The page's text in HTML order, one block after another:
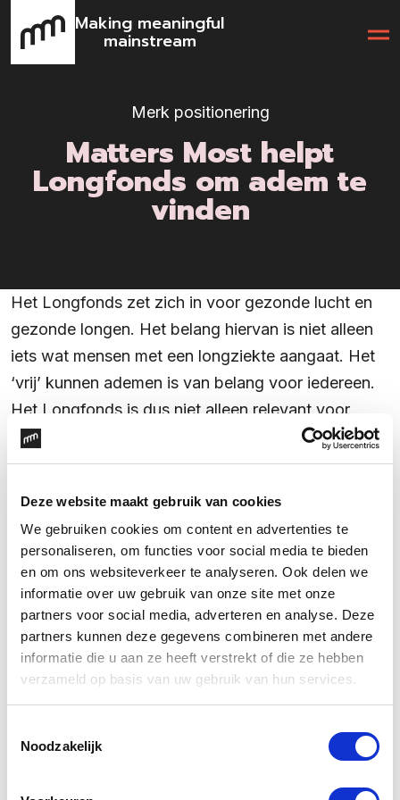
Deze website maakt gebruik van cookies
We gebruiken cookies om content en advertenties te
personaliseren, om functies voor social media te bieden
en om ons websiteverkeer te analyseren. Ook delen we
informatie over uw gebruik van onze site met onze
partners voor social media, adverteren en analyse. Deze
partners kunnen deze gegevens combineren met andere
informatie die u aan ze heeft verstrekt of die ze hebben
verzameld op basis van uw gebruik van hun services.
Noodzakelijk
Making meaningful
mainstream
Merk positionering
Matters Most helpt
Longfonds om adem te
vinden
Het Longfonds zet zich in voor gezonde lucht en
gezonde longen. Het belang hiervan is niet alleen
iets wat mensen met een longziekte aangaat. Het
‘vrij’ kunnen ademen is van belang voor iedereen.
Het Longfonds is dus niet alleen relevant voor
longpatiënten, maar relevant voor ons allemaal.
Een verscherpte positionering
Met dit inzicht wil het Longfonds zich
transformeren naar de aanjager van een beweging
die zich hier samen voor inzet. Maar wat is dan de
merkstrategie? Een mooie opdracht waar ons team
zich afgelopen maanden mee bezig heeft
gehouden. We hielpen het Longfonds met het
sturing geeft voor komende jaren. Ook hielpen wij